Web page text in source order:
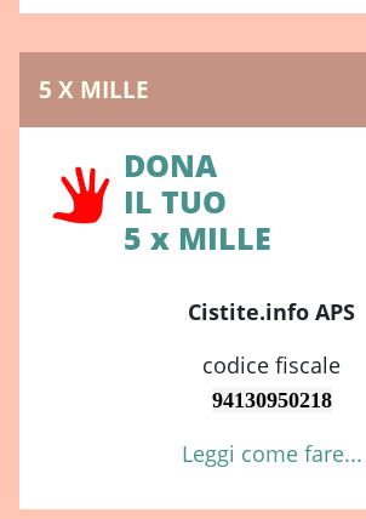
5 X MILLE
DONA
IL TUO
5 x MILLE
Cistite.info APS
codice fiscale
94130950218
Leggi come fare...